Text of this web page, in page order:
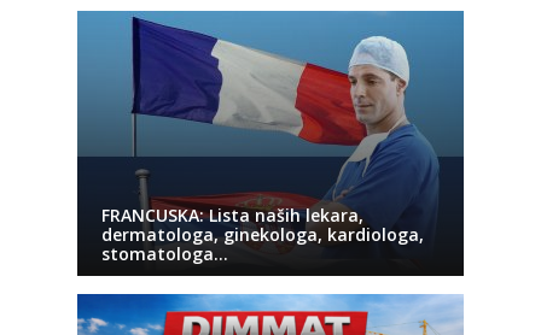
FRANCUSKA: Lista naših lekara,
dermatologa, ginekologa, kardiologa,
stomatologa…